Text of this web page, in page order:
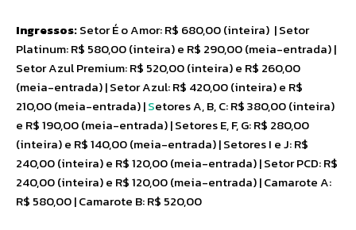
Ingressos:Setor É o Amor: R$ 680,00 (inteira) | Setor
Platinum: R$ 580,00 (inteira) e R$ 290,00 (meia-entrada) |
Setor Azul Premium: R$ 520,00 (inteira) e R$ 260,00
(meia-entrada) | Setor Azul: R$ 420,00 (inteira) e R$
210,00 (meia-entrada) |Setores A, B, C: R$ 380,00 (inteira)
e R$ 190,00 (meia-entrada) | Setores E, F, G: R$ 280,00
(inteira) e R$ 140,00 (meia-entrada) | Setores I e J: R$
240,00 (inteira) e R$ 120,00 (meia-entrada) | Setor PCD: R$
240,00 (inteira) e R$ 120,00 (meia-entrada) | Camarote A:
R$ 580,00 | Camarote B: R$ 520,00